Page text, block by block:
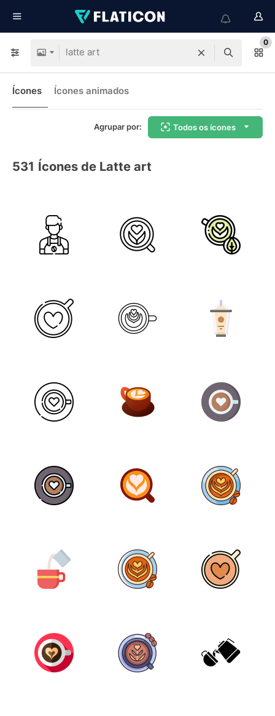
0
Ícones Ícones animados
Agrupar por: Todos os ícones
531 Ícones de Latte art